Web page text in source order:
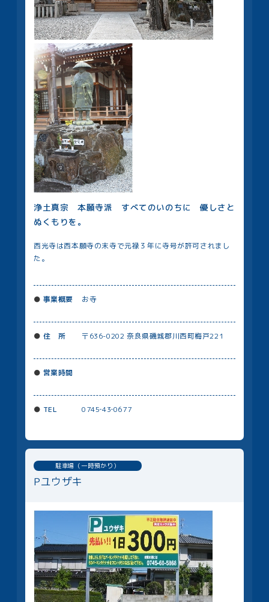
浄土真宗 本願寺派 すべてのいのちに 優しさと
ぬくもりを。
西光寺は西本願寺の末寺で元禄３年に寺号が許可されまし
た。
事業概要 お寺
住 所 〒636-0202 奈良県磯城郡川⻄町梅戸221
営業時間
TEL 0745‐43‐0677
Pユウザキ
駐車場（一時預かり）